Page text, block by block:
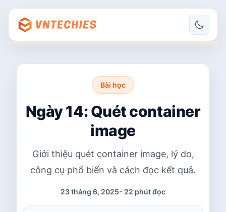
Bài học
Ngày 14: Quét container
image
Giới thiệu quét container image, lý do,
công cụ phổ biến và cách đọc kết quả.
23 tháng 6, 2025- 22 phút đọc